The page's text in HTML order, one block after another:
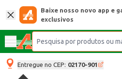
Baixe nosso novo app e
exclusivos
Entregue no CEP: 02170-901